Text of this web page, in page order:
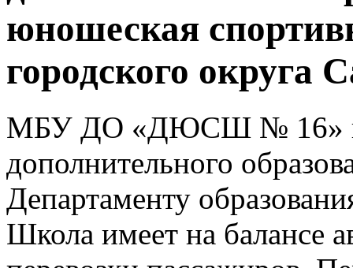
юношеская
городского округа
МБУ ДО «ДЮСШ № 16»
дополнительного
Департаменту
Школа имеет на балансе